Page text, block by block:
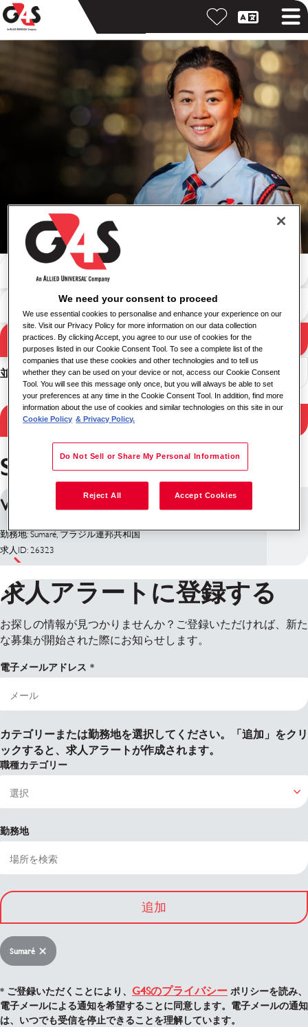
検索結果
キーワードで検索
勤務地で検索
検索
並べ替え
検索結果を絞り込む
Sumaré のお仕事
VIGILANTE - SUMARE / SP
勤務地: Sumaré, ブラジル連邦共和国
求人ID: 26323
求人アラートに登録する
お探しの情報が見つかりませんか？ご登録いただければ、新た
な募集が開始された際にお知らせします。
電子メールアドレス
カテゴリーまたは勤務地を選択してください。「追加」をクリ
ックすると、求人アラートが作成されます。
職種カテゴリー
勤務地
追加
Sumaré
* ご登録いただくことにより、 G4Sのプライバシー ポリシーを読み、
電子メールによる通知を希望することに同意します。電子メールの通知
は、いつでも受信を停止できることを理解しています。
We need your consent to proceed
We use essential cookies to personalise and enhance your experience on our
site. Visit our Privacy Policy for more information on our data collection
practices. By clicking Accept, you agree to our use of cookies for the
purposes listed in our Cookie Consent Tool. To see a complete list of the
companies that use these cookies and other technologies and to tell us
whether they can be used on your device or not, access our Cookie Consent
Tool. You will see this message only once, but you will always be able to set
your preferences at any time in the Cookie Consent Tool. In addition, find more
information about the use of cookies and similar technologies on this site in our
Cookie Policy & Privacy Policy.
Do Not Sell or Share My Personal Information
Reject All Accept Cookies